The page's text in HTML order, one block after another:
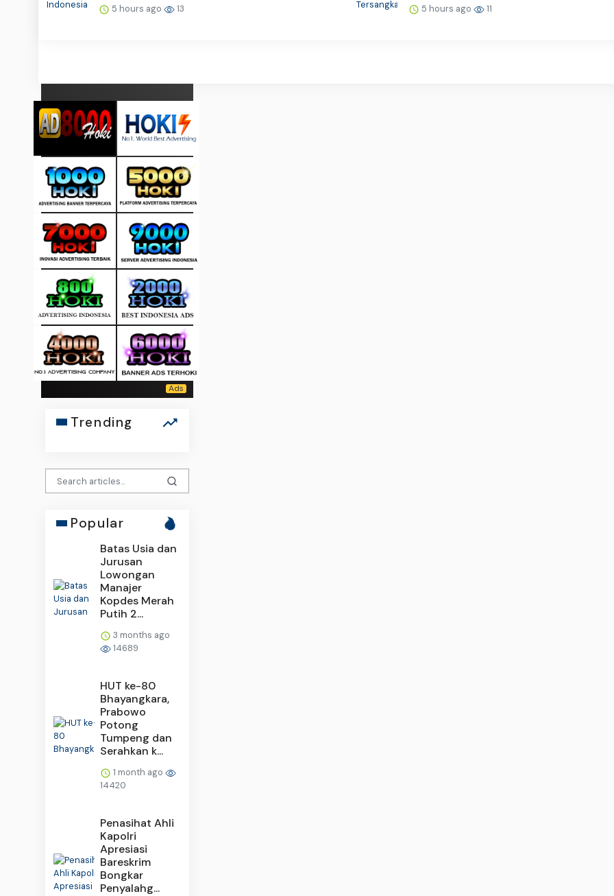
5 hours ago 13 5 hours ago 11
Trending
Popular
Batas Usia dan
Jurusan
Lowongan
Manajer
Kopdes Merah
Putih 2...
3 months ago
14689
HUT ke-80
Bhayangkara,
Prabowo
Potong
Tumpeng dan
Serahkan k...
1 month ago
14420
Penasihat Ahli
Kapolri
Apresiasi
Bareskrim
Bongkar
Penyalahg...